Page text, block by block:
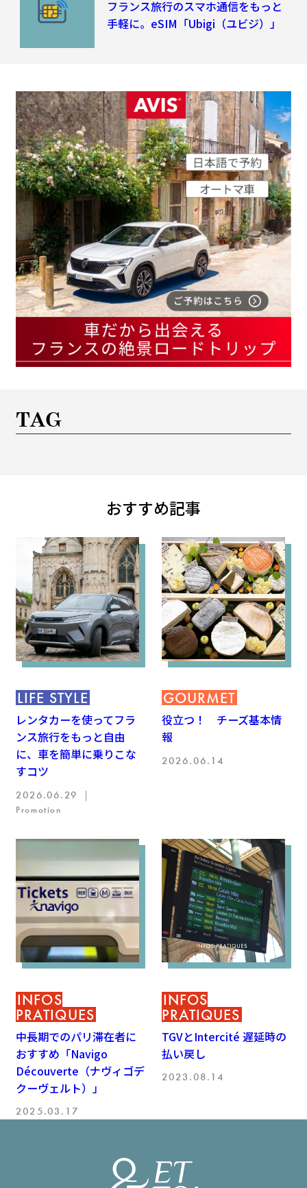
フランス旅行のスマホ通信をもっと
手軽に。eSIM「Ubigi（ユビジ）」
TAG
おすすめ記事
LIFE STYLE
レンタカーを使ってフラ
ンス旅行をもっと自由
に、車を簡単に乗りこな
すコツ
2026.06.29 ｜
Promotion
GOURMET
役立つ！ チーズ基本情
報
2026.06.14
INFOS
PRATIQUES
中長期でのパリ滞在者に
おすすめ「Navigo
Découverte（ナヴィゴデ
クーヴェルト）」
2025.03.17
INFOS
PRATIQUES
TGVとIntercité 遅延時の
払い戻し
2023.08.14